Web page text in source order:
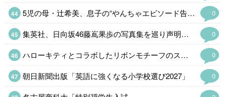
0
5児の母・辻希美、息子の“やんちゃエピソード告白「菓子折りを買い溜めしてい…
0
集英社、日向坂46藤嶌果歩の写真集を巡り声明発表 注意喚起も「必要に応じて法的措置を含む対応を検討」
0
ハローキティとコラボしたリボンモチーフのスイーツビュッフェ、京都センチュリーホテルで開催
0
朝日新聞出版「英語に強くなる小学校選び2027」